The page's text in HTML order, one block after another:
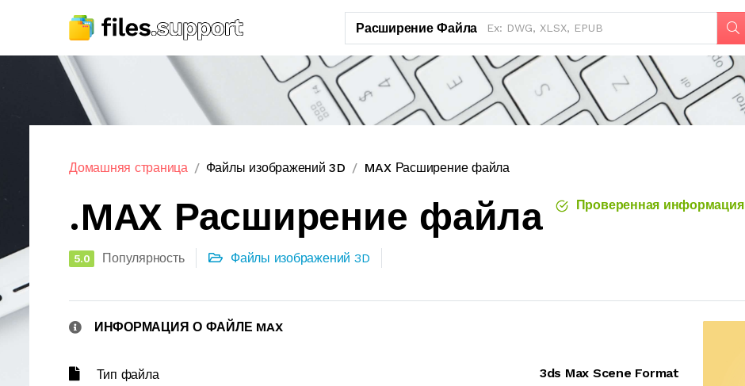
Расширение Файла
Домашняя страница Файлы изображений 3D MAX Расширение файла
.MAX Расширение файла Проверенная информация
5.0 Популярность Файлы изображений 3D
ИНФОРМАЦИЯ О ФАЙЛЕ MAX
Тип файла 3ds Max Scene Format